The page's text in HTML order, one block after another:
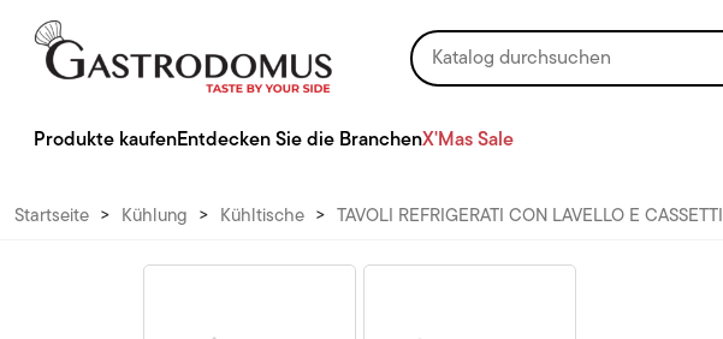
Produkte kaufenEntdecken Sie die BranchenX'Mas Sale
Startseite > Kühlung > Kühltische > TAVOLI REFRIGERATI CON LAVELLO E CASSETTI